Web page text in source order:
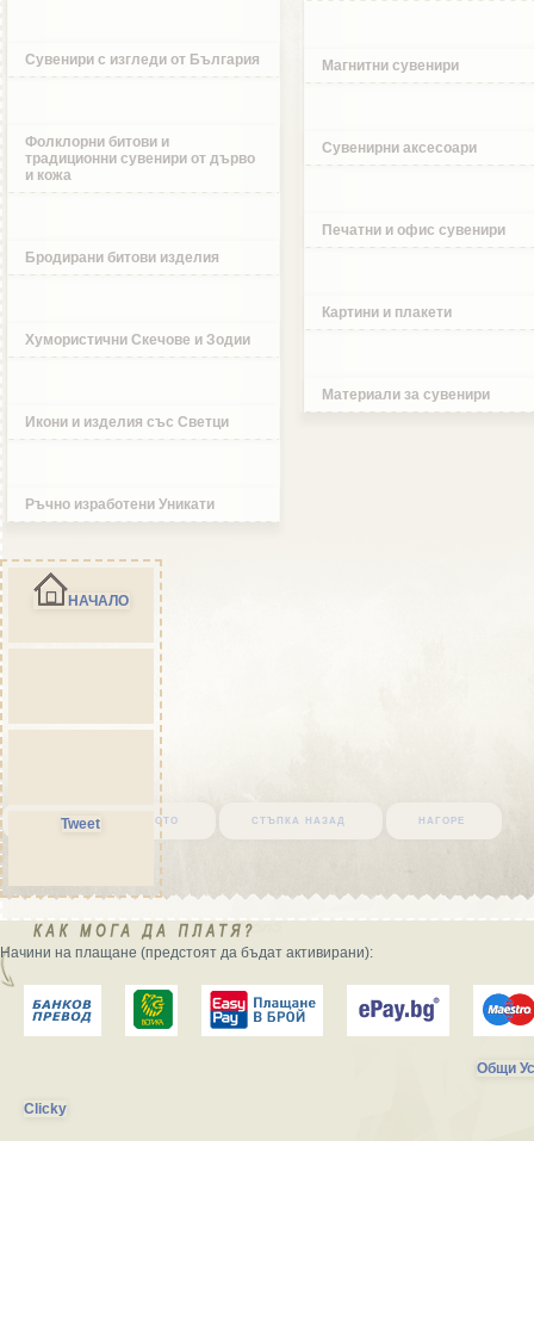
Сувенири с изгледи от България
Фолклорни битови и
традиционни сувенири от дърво
и кожа
Бродирани битови изделия
Хумористични Скечове и Зодии
Икони и изделия със Светци
Ръчно изработени Уникати
Магнитни сувенири
Сувенирни аксесоари
Печатни и офис сувенири
Картини и плакети
Материали за сувенири
върни се в началото стъпка назад нагоре
Начини на плащане (предстоят да бъдат активирани):
Общи
Clicky
НАЧАЛО
Tweet